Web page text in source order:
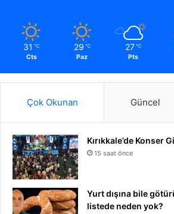
31 ℃
Cts
29 ℃
Paz
27 ℃
Pts
Çok Okunan Güncel
Kırıkkale’de Konser
15 saat önce
Yurt dışına bile
listede neden yok?